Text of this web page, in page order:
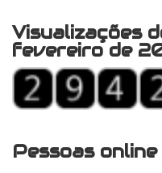
Visualizações
fevereiro de
Pessoas online